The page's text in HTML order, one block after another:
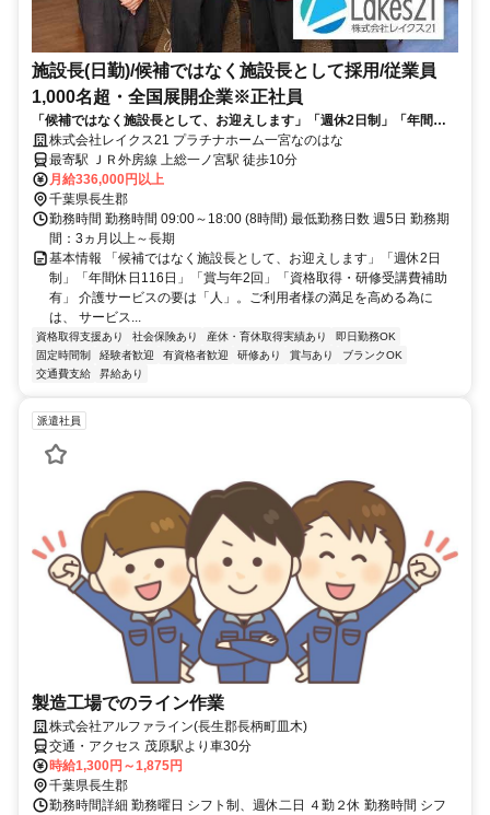
施設長(日勤)/候補ではなく施設長として採用/従業員
1,000名超・全国展開企業※正社員
「候補ではなく施設長として、お迎えします」「週休2日制」「年間休
日116日」「賞与年2回」「資格取得・研修受講費補助有」
株式会社レイクス21 プラチナホーム一宮なのはな
最寄駅 ＪＲ外房線 上総一ノ宮駅 徒歩10分
月給336,000円以上
千葉県長生郡
勤務時間 勤務時間 09:00～18:00 (8時間) 最低勤務日数 週5日 勤務期
間：3ヵ月以上～長期
基本情報 「候補ではなく施設長として、お迎えします」「週休2日
制」「年間休日116日」「賞与年2回」「資格取得・研修受講費補助
有」 介護サービスの要は「人」。ご利用者様の満足を高める為に
は、 サービス...
資格取得支援あり 社会保険あり 産休・育休取得実績あり
即日勤務OK
固定時間制
経験者歓迎 有資格者歓迎 研修あり 賞与あり
ブランクOK
交通費支給
昇給あり
派遣社員
製造工場でのライン作業
株式会社アルファライン(長生郡長柄町皿木)
交通・アクセス 茂原駅より車30分
時給1,300円～1,875円
千葉県長生郡
勤務時間詳細 勤務曜日 シフト制、週休二日 ４勤２休 勤務時間 シフ